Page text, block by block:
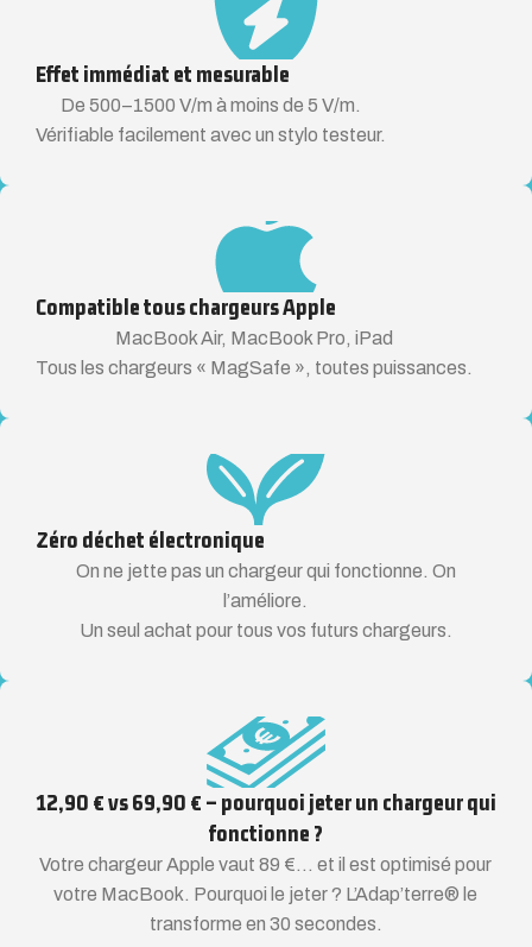
Effet immédiat et mesurable
De 500–1500 V/m à moins de 5 V/m.
Vérifiable facilement avec un stylo testeur.
Compatible tous chargeurs Apple
MacBook Air, MacBook Pro, iPad
Tous les chargeurs « MagSafe », toutes puissances.
Zéro déchet électronique
On ne jette pas un chargeur qui fonctionne. On
l’améliore.
Un seul achat pour tous vos futurs chargeurs.
12,90 € vs 69,90 € – pourquoi jeter un chargeur qui
fonctionne ?
Votre chargeur Apple vaut 89 €… et il est optimisé pour
votre MacBook. Pourquoi le jeter ? L’Adap’terre® le
transforme en 30 secondes.